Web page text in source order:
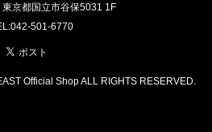
京都国立市谷保5031 1F
501-6770
Official Shop ALL RIGHTS RESERVED.